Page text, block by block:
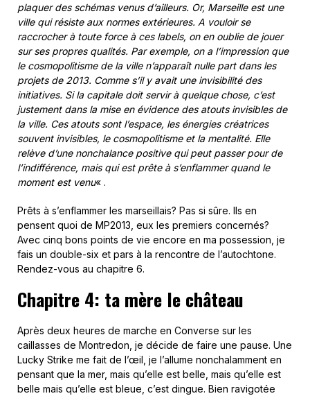
plaquer des schémas venus d’ailleurs. Or, Marseille est une
ville qui résiste aux normes extérieures. A vouloir se
raccrocher à toute force à ces labels, on en oublie de jouer
sur ses propres qualités. Par exemple, on a l’impression que
le cosmopolitisme de la ville n’apparaît nulle part dans les
projets de 2013. Comme s’il y avait une invisibilité des
initiatives. Si la capitale doit servir à quelque chose, c’est
justement dans la mise en évidence des atouts invisibles de
la ville. Ces atouts sont l’espace, les énergies créatrices
souvent invisibles, le cosmopolitisme et la mentalité. Elle
relève d’une nonchalance positive qui peut passer pour de
l’indifférence, mais qui est prête à s’enflammer quand le
moment est venu« .
Prêts à s’enflammer les marseillais? Pas si sûre. Ils en
pensent quoi de MP2013, eux les premiers concernés?
Avec cinq bons points de vie encore en ma possession, je
fais un double-six et pars à la rencontre de l’autochtone.
Rendez-vous au chapitre 6.
Chapitre 4: ta mère le château
Après deux heures de marche en Converse sur les
caillasses de Montredon, je décide de faire une pause. Une
Lucky Strike me fait de l’œil, je l’allume nonchalamment en
pensant que la mer, mais qu’elle est belle, mais qu’elle est
belle mais qu’elle est bleue, c’est dingue. Bien ravigotée